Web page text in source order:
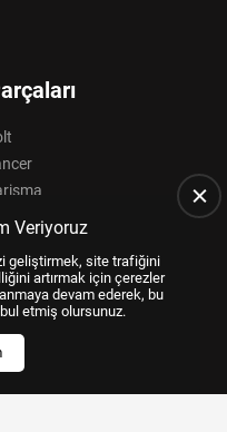
Veriyoruz
geliştirmek, site trafiğini
artırmak için çerezler
devam ederek, bu
etmiş olursunuz.